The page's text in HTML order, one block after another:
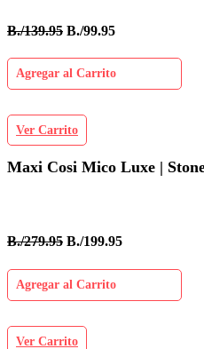
B./139.95 B./99.95
Agregar al Carrito
Ver Carrito
Maxi Cosi Mico Luxe |
B./279.95 B./199.95
Agregar al Carrito
Ver Carrito